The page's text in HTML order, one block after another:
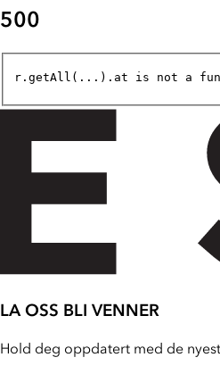
500
r.getAll(...).at is not a
LA OSS BLI VENNER
Hold deg oppdatert med de